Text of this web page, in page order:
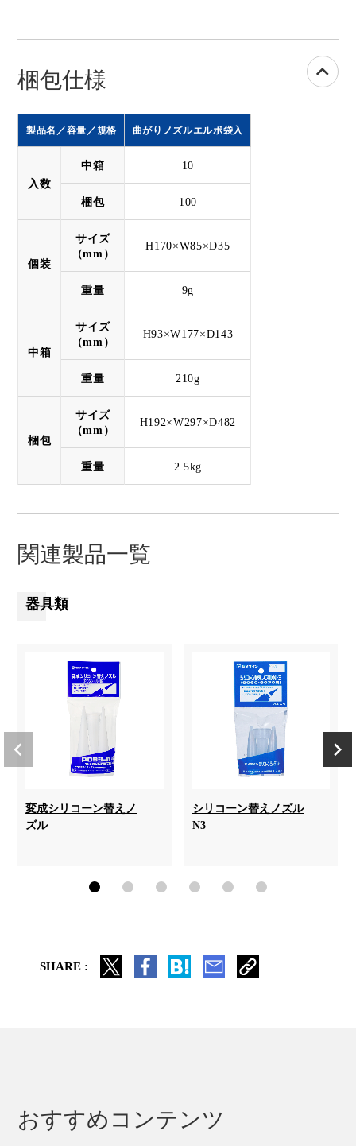
梱包仕様
製品名／容量／規格 曲がりノズルエルボ袋入
入数
中箱 10
梱包 100
個装
サイズ
（mm）
H170×W85×D35
重量 9g
中箱
サイズ
（mm）
H93×W177×D143
重量 210g
梱包
サイズ
（mm）
H192×W297×D482
重量 2.5kg
関連製品一覧
器具類
変成シリコーン替えノ
ズル
シリコーン替えノズル
N3
SHARE :
おすすめコンテンツ